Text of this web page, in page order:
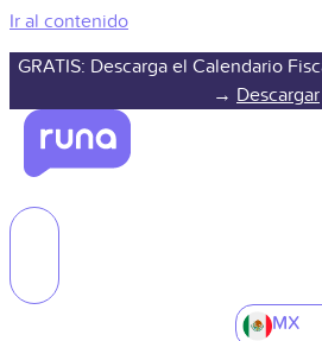
Ir al contenido
GRATIS: Descarga el Calendario
→ Descargar
MX